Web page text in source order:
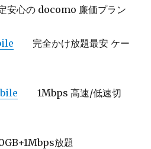
心の docomo 廉価プラン
完全かけ放題最安 ケー
1Mbps 高速/低速切
放題